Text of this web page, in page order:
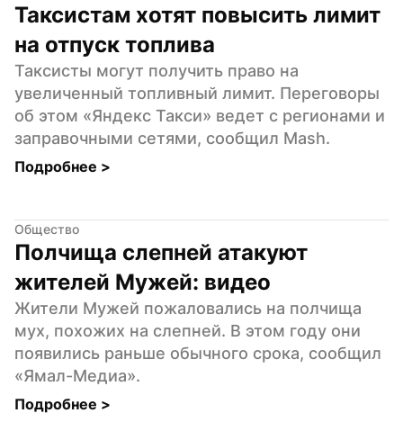
Таксистам хотят повысить лимит
на отпуск топлива
Таксисты могут получить право на
увеличенный топливный лимит. Переговоры
об этом «Яндекс Такси» ведет с регионами и
заправочными сетями, сообщил Mash.
Подробнее >
Общество
Полчища слепней атакуют
жителей Мужей: видео
Жители Мужей пожаловались на полчища
мух, похожих на слепней. В этом году они
появились раньше обычного срока, сообщил
«Ямал-Медиа».
Подробнее >